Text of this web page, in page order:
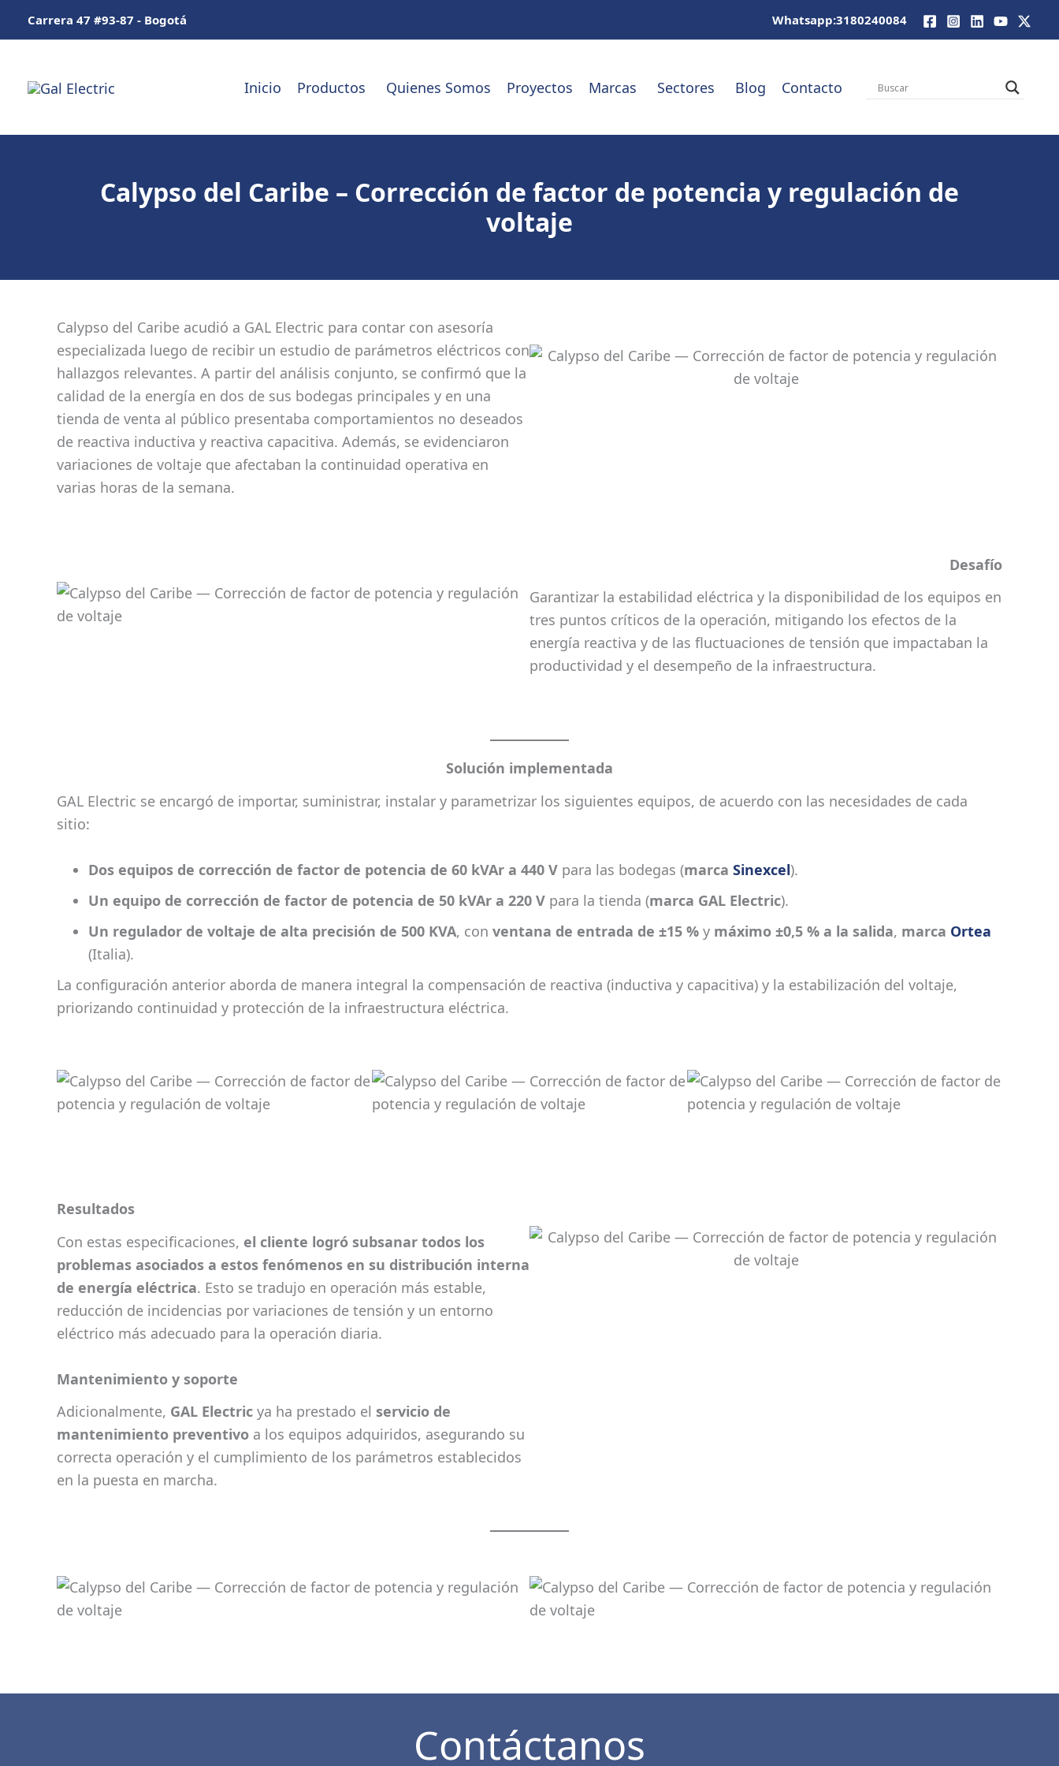
Carrera 47 #93-87 - Bogotá Whatsapp:3180240084
Inicio Productos Quienes Somos Proyectos Marcas Sectores Blog Contacto
Calypso del Caribe – Corrección de factor de potencia y regulación de
voltaje
Calypso del Caribe acudió a GAL Electric para contar con asesoría
especializada luego de recibir un estudio de parámetros eléctricos con
hallazgos relevantes. A partir del análisis conjunto, se confirmó que la
calidad de la energía en dos de sus bodegas principales y en una
tienda de venta al público presentaba comportamientos no deseados
de reactiva inductiva y reactiva capacitiva. Además, se evidenciaron
variaciones de voltaje que afectaban la continuidad operativa en
varias horas de la semana.
Desafío
Garantizar la estabilidad eléctrica y la disponibilidad de los equipos en
tres puntos críticos de la operación, mitigando los efectos de la
energía reactiva y de las fluctuaciones de tensión que impactaban la
productividad y el desempeño de la infraestructura.
Solución implementada
GAL Electric se encargó de importar, suministrar, instalar y parametrizar los siguientes equipos, de acuerdo con las necesidades de cada
sitio:
Dos equipos de corrección de factor de potencia de 60 kVAr a 440 V para las bodegas (marca Sinexcel).
Un equipo de corrección de factor de potencia de 50 kVAr a 220 V para la tienda (marca GAL Electric).
Un regulador de voltaje de alta precisión de 500 KVA, con ventana de entrada de ±15 % y máximo ±0,5 % a la salida, marca Ortea
(Italia).
La configuración anterior aborda de manera integral la compensación de reactiva (inductiva y capacitiva) y la estabilización del voltaje,
priorizando continuidad y protección de la infraestructura eléctrica.
Resultados
Con estas especificaciones, el cliente logró subsanar todos los
problemas asociados a estos fenómenos en su distribución interna
de energía eléctrica. Esto se tradujo en operación más estable,
reducción de incidencias por variaciones de tensión y un entorno
eléctrico más adecuado para la operación diaria.
Mantenimiento y soporte
Adicionalmente, GAL Electric ya ha prestado el servicio de
mantenimiento preventivo a los equipos adquiridos, asegurando su
correcta operación y el cumplimiento de los parámetros establecidos
en la puesta en marcha.
Contáctanos